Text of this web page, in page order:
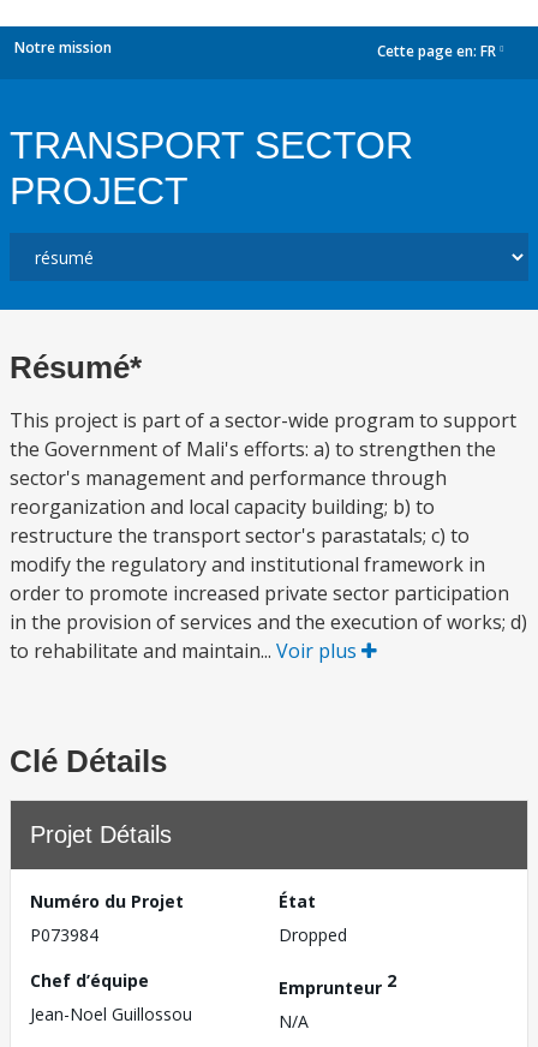
Notre mission Cette page en: FR
TRANSPORT SECTOR
PROJECT
Résumé*
This project is part of a sector-wide program to support
the Government of Mali's efforts: a) to strengthen the
sector's management and performance through
reorganization and local capacity building; b) to
restructure the transport sector's parastatals; c) to
modify the regulatory and institutional framework in
order to promote increased private sector participation
in the provision of services and the execution of works; d)
to rehabilitate and maintain... Voir plus
Clé Détails
Projet Détails
Numéro du Projet
P073984
État
Dropped
Chef d’équipe
Jean-Noel Guillossou
Emprunteur 2
N/A